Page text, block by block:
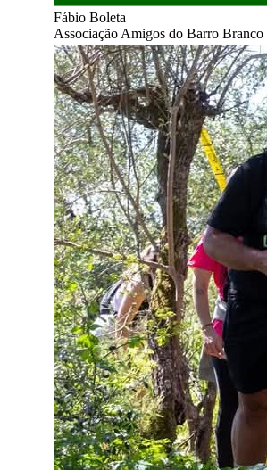
Fábio Boleta
Associação Amigos do Barro Branco